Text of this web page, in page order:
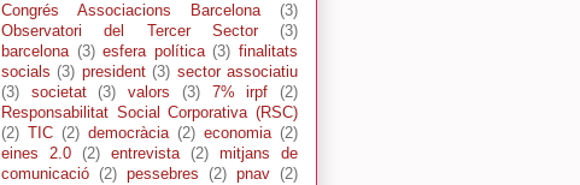
Congrés Associacions Barcelona
(3)
Observatori del Tercer Sector
(3)
barcelona (3) esfera política (3) finalitats
socials (3) president (3) sector associatiu
(3)
societat (3) valors (3) 7% irpf
(2)
Responsabilitat Social Corporativa (RSC)
(2) TIC (2) democràcia (2) economia (2)
eines 2.0
(2) entrevista (2)
mitjans de
comunicació (2) pessebres (2) pnav (2)